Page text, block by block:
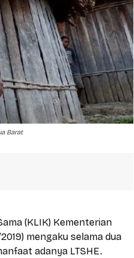
Barat
(KLIK) Kementerian
mengaku selama dua
adanya LTSHE.